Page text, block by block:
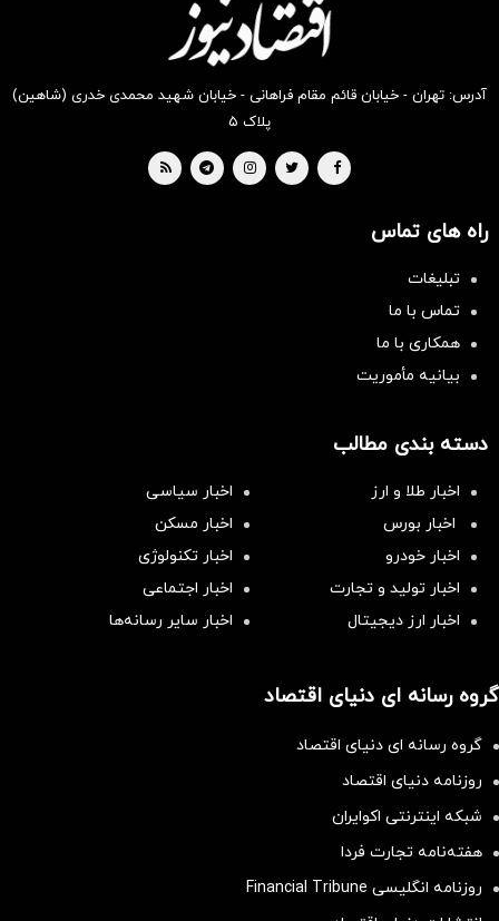
آدرس: تهران - خیابان قائم مقام فراهانی - خیابان شهید محمدی خدری (شاهین)
پلاک ۵
راه های تماس
تبلیغات
تماس با ما
همکاری با ما
بیانیه مأموریت
دسته بندی مطالب
اخبار طلا و ارز
اخبار سیاسی
اخبار بورس
اخبار مسکن
اخبار خودرو
اخبار تکنولوژی
اخبار تولید و تجارت
اخبار اجتماعی
اخبار ارز دیجیتال
اخبار سایر رسانه‌‌ها
گروه رسانه ای دنیای اقتصاد
گروه رسانه ای دنیای اقتصاد
روزنامه دنیای اقتصاد
شبکه اینترنتی اکوایران
هفته‌نامه تجارت فردا
روزنامه انگلیسی Financial Tribune